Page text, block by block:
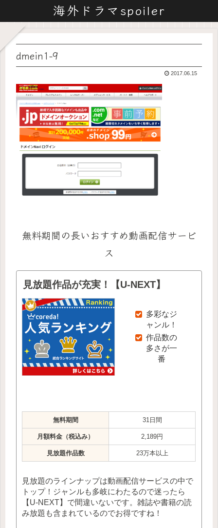
海外ドラマspoiler
dmein1-9
2017.06.15
無料期間の長いおすすめ動画配信サービ
ス
見放題作品が充実！【U-NEXT】
多彩なジ
ャンル！
作品数の
多さが一
番
無料期間 31日間
月額料金（税込み） 2,189円
見放題作品数 23万本以上
見放題のラインナップは動画配信サービスの中で
トップ！ジャンルも多岐にわたるので迷ったら
【U-NEXT】で間違いないです。雑誌や書籍の読
み放題も含まれているのでお得ですね！